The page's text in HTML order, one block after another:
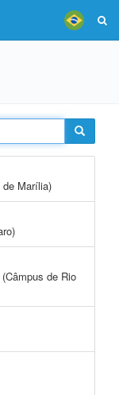
Marília)
de Rio